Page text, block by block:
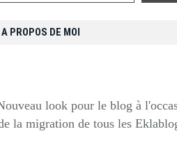
A PROPOS DE MOI
look pour le blog à
la migration de tous les